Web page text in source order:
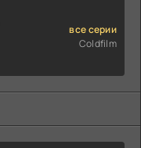
все серии
Coldfilm